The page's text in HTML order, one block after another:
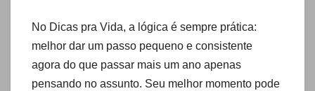
No Dicas pra Vida, a lógica é sempre prática:
melhor dar um passo pequeno e consistente
agora do que passar mais um ano apenas
pensando no assunto. Seu melhor momento pode